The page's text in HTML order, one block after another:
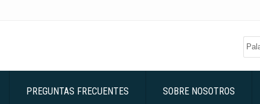
PREGUNTAS FRECUENTES SOBRE NOSOTROS